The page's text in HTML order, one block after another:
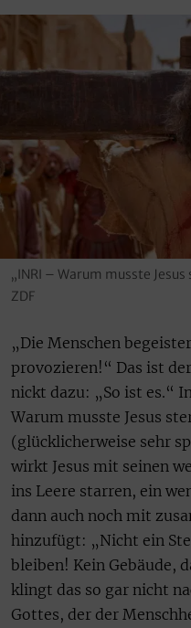
„INRI – Warum musste
ZDF
„Die Menschen
provozieren!“ Das ist
nickt dazu: „So ist es.“
Warum musste Jesus
(glücklicherweise sehr
wirkt Jesus mit seinen
ins Leere starren, ein
dann auch noch mit
hinzufügt: „Nicht ein
bleiben! Kein Gebäude,
klingt das so gar nicht
Gottes, der der